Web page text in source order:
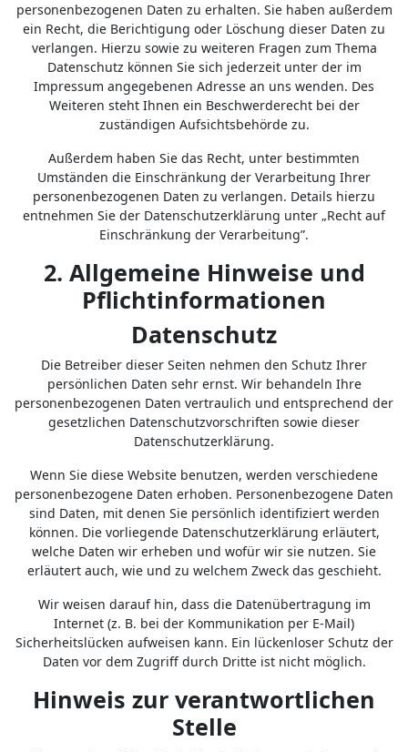
personenbezogenen Daten zu erhalten. Sie haben außerdem
ein Recht, die Berichtigung oder Löschung dieser Daten zu
verlangen. Hierzu sowie zu weiteren Fragen zum Thema
Datenschutz können Sie sich jederzeit unter der im
Impressum angegebenen Adresse an uns wenden. Des
Weiteren steht Ihnen ein Beschwerderecht bei der
zuständigen Aufsichtsbehörde zu.
Außerdem haben Sie das Recht, unter bestimmten
Umständen die Einschränkung der Verarbeitung Ihrer
personenbezogenen Daten zu verlangen. Details hierzu
entnehmen Sie der Datenschutzerklärung unter „Recht auf
Einschränkung der Verarbeitung”.
2. Allgemeine Hinweise und
Pflichtinformationen
Datenschutz
Die Betreiber dieser Seiten nehmen den Schutz Ihrer
persönlichen Daten sehr ernst. Wir behandeln Ihre
personenbezogenen Daten vertraulich und entsprechend der
gesetzlichen Datenschutzvorschriften sowie dieser
Datenschutzerklärung.
Wenn Sie diese Website benutzen, werden verschiedene
personenbezogene Daten erhoben. Personenbezogene Daten
sind Daten, mit denen Sie persönlich identifiziert werden
können. Die vorliegende Datenschutzerklärung erläutert,
welche Daten wir erheben und wofür wir sie nutzen. Sie
erläutert auch, wie und zu welchem Zweck das geschieht.
Wir weisen darauf hin, dass die Datenübertragung im
Internet (z. B. bei der Kommunikation per E-Mail)
Sicherheitslücken aufweisen kann. Ein lückenloser Schutz der
Daten vor dem Zugriff durch Dritte ist nicht möglich.
Hinweis zur verantwortlichen
Stelle